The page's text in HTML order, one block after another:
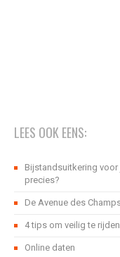
LEES OOK EENS:
Bijstandsuitkering
precies?
De Avenue des
4 tips om veilig te
Online daten